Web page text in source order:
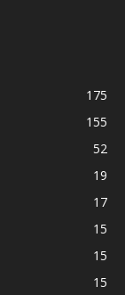
175
155
52
19
17
15
15
15